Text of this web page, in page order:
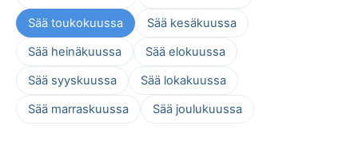
Sää toukokuussa
Sää kesäkuussa
Sää heinäkuussa
Sää elokuussa
Sää syyskuussa
Sää lokakuussa
Sää marraskuussa
Sää joulukuussa